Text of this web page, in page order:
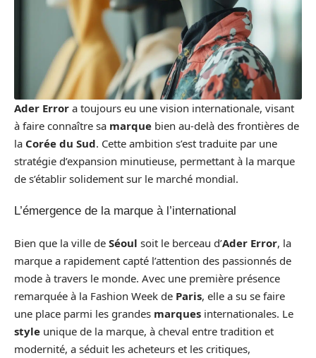
Ader Error a toujours eu une vision internationale, visant
à faire connaître sa marque bien au-delà des frontières de
la Corée du Sud. Cette ambition s’est traduite par une
stratégie d’expansion minutieuse, permettant à la marque
de s’établir solidement sur le marché mondial.
L’émergence de la marque à l’international
Bien que la ville de Séoul soit le berceau d’Ader Error, la
marque a rapidement capté l’attention des passionnés de
mode à travers le monde. Avec une première présence
remarquée à la Fashion Week de Paris, elle a su se faire
une place parmi les grandes marques internationales. Le
style unique de la marque, à cheval entre tradition et
modernité, a séduit les acheteurs et les critiques,